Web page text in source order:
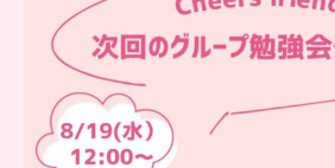
…
グループ勉強会